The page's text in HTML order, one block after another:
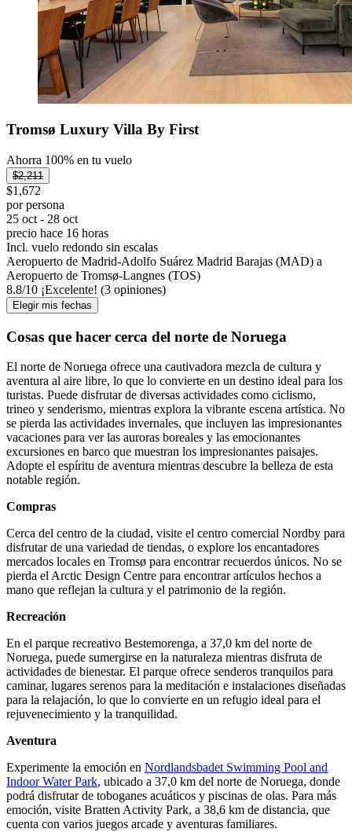
Tromsø Luxury Villa By First
Ahorra 100% en tu vuelo
$2,211
$1,672
por persona
25 oct - 28 oct
precio hace 16 horas
Incl. vuelo redondo sin escalas
Aeropuerto de Madrid-Adolfo Suárez Madrid Barajas (MAD) a
Aeropuerto de Tromsø-Langnes (TOS)
8.8/10 ¡Excelente! (3 opiniones)
Elegir mis fechas
Cosas que hacer cerca del norte de Noruega
El norte de Noruega ofrece una cautivadora mezcla de cultura y
aventura al aire libre, lo que lo convierte en un destino ideal para los
turistas. Puede disfrutar de diversas actividades como ciclismo,
trineo y senderismo, mientras explora la vibrante escena artística. No
se pierda las actividades invernales, que incluyen las impresionantes
vacaciones para ver las auroras boreales y las emocionantes
excursiones en barco que muestran los impresionantes paisajes.
Adopte el espíritu de aventura mientras descubre la belleza de esta
notable región.
Compras
Cerca del centro de la ciudad, visite el centro comercial Nordby para
disfrutar de una variedad de tiendas, o explore los encantadores
mercados locales en Tromsø para encontrar recuerdos únicos. No se
pierda el Arctic Design Centre para encontrar artículos hechos a
mano que reflejan la cultura y el patrimonio de la región.
Recreación
En el parque recreativo Bestemorenga, a 37,0 km del norte de
Noruega, puede sumergirse en la naturaleza mientras disfruta de
actividades de bienestar. El parque ofrece senderos tranquilos para
caminar, lugares serenos para la meditación e instalaciones diseñadas
para la relajación, lo que lo convierte en un refugio ideal para el
rejuvenecimiento y la tranquilidad.
Aventura
Experimente la emoción en Nordlandsbadet Swimming Pool and
Indoor Water Park, ubicado a 37,0 km del norte de Noruega, donde
podrá disfrutar de toboganes acuáticos y piscinas de olas. Para más
emoción, visite Bratten Activity Park, a 38,6 km de distancia, que
cuenta con varios juegos arcade y aventuras familiares.